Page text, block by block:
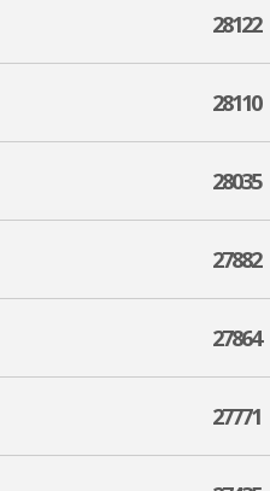
28122
28110
28035
27882
27864
27771